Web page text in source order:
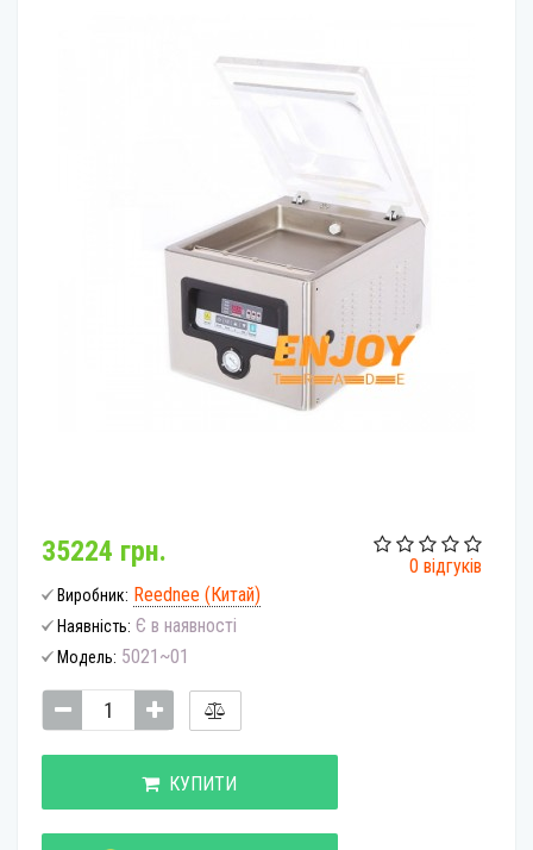
0 відгуків
35224 грн.
Виробник: Reednee (Китай)
Наявність: Є в наявності
Модель: 5021~01
КУПИТИ